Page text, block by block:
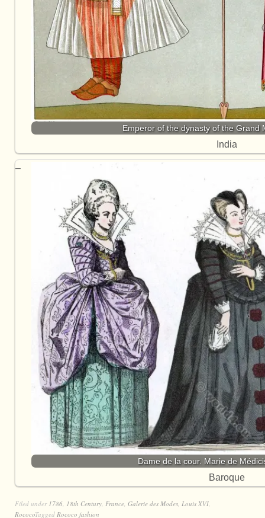
Emperor of the dynasty of the Grand
India
Dame de la cour. Marie de
Baroque
Filed under 1786 18th Century France Galerie des Modes Louis XVI
RococoTagged Rococo fashion